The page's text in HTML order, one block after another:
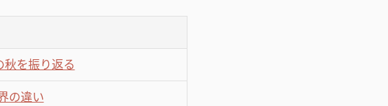
を振り返る
の違い